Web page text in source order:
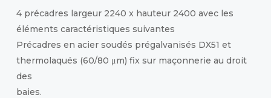
4 précadres largeur 2240 x hauteur 2400 avec les
éléments caractéristiques suivantes
Précadres en acier soudés prégalvanisés DX51 et
thermolaqués (60/80 μm) fix sur maçonnerie au droit
des
baies.